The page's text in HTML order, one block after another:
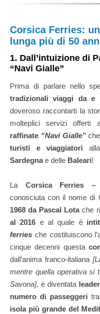
Corsica Ferries:
lunga più di 50
1. Dall’intuizione di
“Navi Gialle”
Prima di parlare nello
tradizionali viaggi da e
doveroso raccontarti la
molteplici servizi offerti
raffinate “Navi Gialle”
turisti e viaggiatori
Sardegnae delle Baleari!
La Corsica Ferries –
conosciuta con il nome di
1968 da Pascal Lotache
al 2016 e al quale è
ferries che costituiscono
cinque decenni questa
dall’anima franco-italiana
mentre quella operativa si
Savona], è diventata
numero di passeggeri
isola più grande del